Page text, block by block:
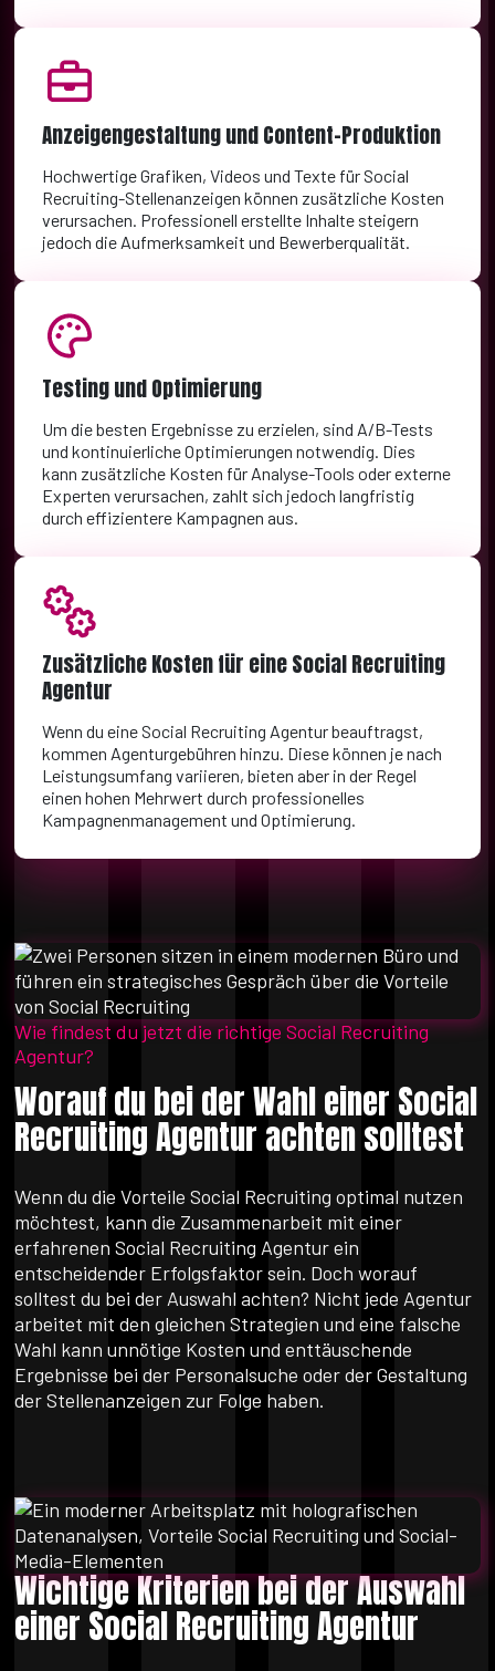
Anzeigengestaltung und Content-Produktion
Hochwertige Grafiken, Videos und Texte für Social
Recruiting-Stellenanzeigen können zusätzliche Kosten
verursachen. Professionell erstellte Inhalte steigern
jedoch die Aufmerksamkeit und Bewerberqualität.
Testing und Optimierung
Um die besten Ergebnisse zu erzielen, sind A/B-Tests
und kontinuierliche Optimierungen notwendig. Dies
kann zusätzliche Kosten für Analyse-Tools oder externe
Experten verursachen, zahlt sich jedoch langfristig
durch effizientere Kampagnen aus.
Zusätzliche Kosten für eine Social Recruiting
Agentur
Wenn du eine Social Recruiting Agentur beauftragst,
kommen Agenturgebühren hinzu. Diese können je nach
Leistungsumfang variieren, bieten aber in der Regel
einen hohen Mehrwert durch professionelles
Kampagnenmanagement und Optimierung.
Wie findest du jetzt die richtige Social Recruiting
Agentur?
Worauf du bei der Wahl einer Social
Recruiting Agentur achten solltest
Wenn du die Vorteile Social Recruiting optimal nutzen
möchtest, kann die Zusammenarbeit mit einer
erfahrenen Social Recruiting Agentur ein
entscheidender Erfolgsfaktor sein. Doch worauf
solltest du bei der Auswahl achten? Nicht jede Agentur
arbeitet mit den gleichen Strategien und eine falsche
Wahl kann unnötige Kosten und enttäuschende
Ergebnisse bei der Personalsuche oder der Gestaltung
der Stellenanzeigen zur Folge haben.
Wichtige Kriterien bei der Auswahl
einer Social Recruiting Agentur